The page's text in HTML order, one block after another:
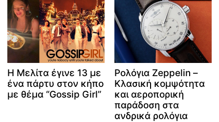
Η Μελίτα έγινε 13 με
ένα πάρτυ στον κήπο
με θέμα “Gossip Girl”
Ρολόγια Zeppelin –
Κλασική κομψότητα
και αεροπορική
παράδοση στα
ανδρικά ρολόγια